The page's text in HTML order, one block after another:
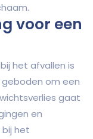
voor een
het afvallen is
om een
gaat
en
bij het